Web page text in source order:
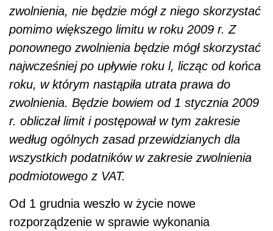
zwolnienia, nie będzie mógł z niego skorzystać
pomimo większego limitu w roku 2009 r. Z
ponownego zwolnienia będzie mógł skorzystać
najwcześniej po upływie roku l, licząc od końca
roku, w którym nastąpiła utrata prawa do
zwolnienia. Będzie bowiem od 1 stycznia 2009
r. obliczał limit i postępował w tym zakresie
według ogólnych zasad przewidzianych dla
wszystkich podatników w zakresie zwolnienia
podmiotowego z VAT.
Od 1 grudnia weszło w życie nowe
rozporządzenie w sprawie wykonania